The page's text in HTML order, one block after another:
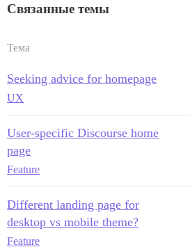
Связанные темы
Тема
Seeking advice for homepage
UX
User-specific Discourse home
page
Feature
Different landing page for
desktop vs mobile theme?
Feature